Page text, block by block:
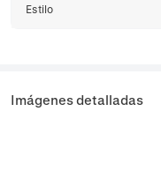
Estilo
Imágenes detalladas